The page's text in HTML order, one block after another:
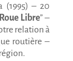
(1995) – 20
Roue Libre” –
relation à
routière –